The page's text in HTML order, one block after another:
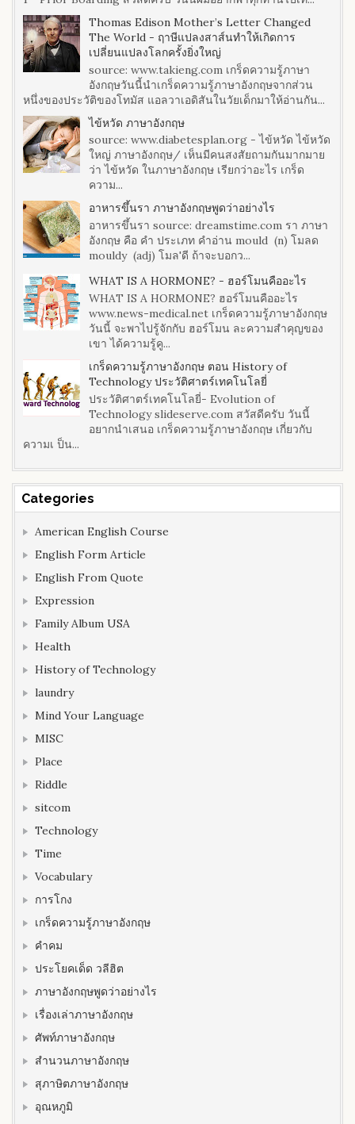
Thomas Edison Mother’s Letter Changed
The World - ฤาษีแปลงสาส์นทำให้เกิดการ
เปลี่ยนแปลงโลกครั้งยิ่งใหญ่
source: www.takieng.com เกร็ดความรู้ภาษา
อังกฤษวันนี้นำเกร็ดความรู้ภาษาอังกฤษจากส่วน
หนึ่งของประวัติของโทมัส แอลวาเอดิสันในวัยเด็กมาให้อ่านกัน...
ไข้หวัด ภาษาอังกฤษ
source: www.diabetesplan.org - ไข้หวัด ไข้หวัด
ใหญ่ ภาษาอังกฤษ/ เห็นมีคนสงสัยถามกันมากมาย
ว่า ไข้หวัด ในภาษาอังกฤษ เรียกว่าอะไร เกร็ด
ความ...
อาหารขึ้นรา ภาษาอังกฤษพูดว่าอย่างไร
อาหารขึ้นรา source: dreamstime.com รา ภาษา
อังกฤษ คือ คำ ประเภท คำอ่าน mould (n) โมลด
mouldy (adj) โมล'ดี ถ้าจะบอกว...
WHAT IS A HORMONE? - ฮอร์โมนคืออะไร
WHAT IS A HORMONE? ฮอร์โมนคืออะไร
www.news-medical.net เกร็ดความรู้ภาษาอังกฤษ
วันนี้ จะพาไปรู้จักกับ ฮอร์โมน ละความสำคุญของ
เขา ได้ความรู้คู...
เกร็ดความรู้ภาษาอังกฤษ ตอน History of
Technology ประวัติศาตร์เทคโนโลยี่
ประวัติศาตร์เทคโนโลยี่- Evolution of
Technology slideserve.com สวัสดีครับ วันนี้
อยากนำเสนอ เกร็ดความรู้ภาษาอังกฤษ เกี่ยวกับ
ความเ ป็น...
Categories
American English Course
English Form Article
English From Quote
Expression
Family Album USA
Health
History of Technology
laundry
Mind Your Language
MISC
Place
Riddle
sitcom
Technology
Time
Vocabulary
การโกง
เกร็ดความรู้ภาษาอังกฤษ
คำคม
ประโยคเด็ด วลีฮิต
ภาษาอังกฤษพูดว่าอย่างไร
เรื่องเล่าภาษาอังกฤษ
ศัพท์ภาษาอังกฤษ
สำนวนภาษาอังกฤษ
สุภาษิตภาษาอังกฤษ
อุณหภูมิ